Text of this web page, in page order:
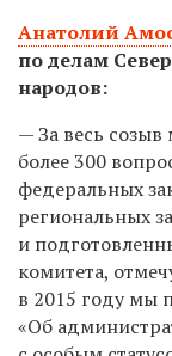
Анатолий
по делам
народов:
— За весь созыв
более 300
федеральных
региональных
и
комитета,
в 2015 году мы
«Об